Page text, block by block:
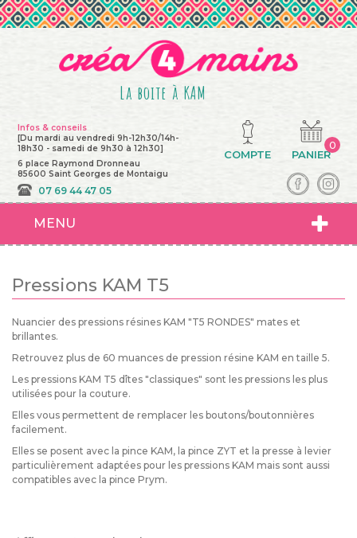
Infos & conseils
[Du mardi au vendredi 9h-12h30/14h-
18h30 - samedi de 9h30 à 12h30]
6 place Raymond Dronneau
85600 Saint Georges de Montaigu
07 69 44 47 05
La boite à KAM
PANIER
0
COMPTE
MENU
Pressions KAM T5
Nuancier des pressions résines KAM "T5 RONDES" mates et
brillantes.
Retrouvez plus de 60 muances de pression résine KAM en taille 5.
Les pressions KAM T5 dîtes "classiques" sont les pressions les plus
utilisées pour la couture.
Elles vous permettent de remplacer les boutons/boutonnières
facilement.
Elles se posent avec la pince KAM, la pince ZYT et la presse à levier
particulièrement adaptées pour les pressions KAM mais sont aussi
compatibles avec la pince Prym.